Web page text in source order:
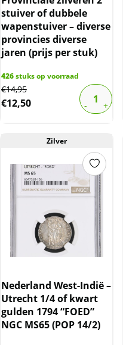
stuiver of dubbele
wapenstuiver – diverse
provincies diverse
jaren (prijs per stuk)
426stuks op voorraad
€14,95
Original
price
€12,50
Current
price
Zilver
Nederland West-Indië –
Utrecht 1/4 of kwart
gulden 1794 “FOED”
NGC MS65 (POP 14/2)